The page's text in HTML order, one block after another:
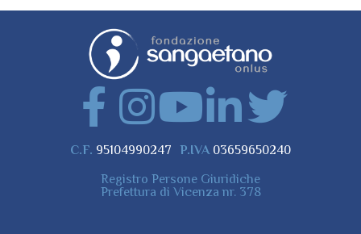
C.F. 95104990247 P.IVA03659650240
Registro Persone Giuridiche
Prefettura di Vicenza nr. 378